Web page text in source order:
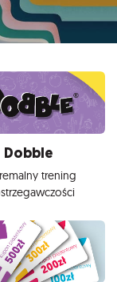
Dobble
trening